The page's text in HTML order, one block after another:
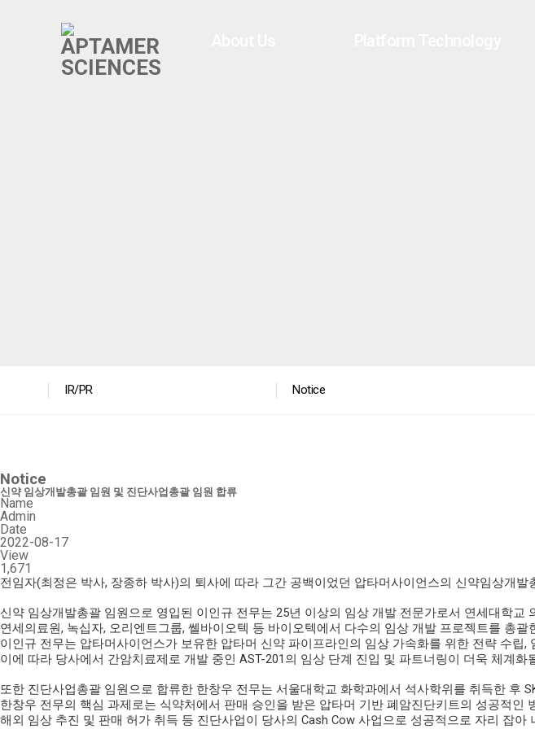
IR/PR Notice
Notice
신약 임상개발총괄 임원 및 진단사업총괄 임원 합류
Name
Admin
Date
2022-08-17
View
1,671
전임자(최정은 박사, 장종하 박사)의 퇴사에 따라 그간 공백이었던 압타머사이언스의 신약임상개
신약 임상개발총괄 임원으로 영입된 이인규 전무는 25년 이상의 임상 개발 전문가로서 연세대학교
연세의료원, 녹십자, 오리엔트그룹, 쎌바이오텍 등 바이오텍에서 다수의 임상 개발 프로젝트를 총괄
이인규 전무는 압타머사이언스가 보유한 압타머 신약 파이프라인의 임상 가속화를 위한 전략 수립,
이에 따라 당사에서 간암치료제로 개발 중인 AST-201 의 임상 단계 진입 및 파트너링이 더욱 체계화
또한 진단사업총괄 임원으로 합류한 한창우 전무는 서울대학교 화학과에서 석사학위를 취득한 후
한창우 전무의 핵심 과제로는 식약처에서 판매 승인을 받은 압타머 기반 폐암진단키트의 성공적인
해외 임상 추진 및 판매 허가 취득 등 진단사업이 당사의 Cash Cow 사업으로 성공적으로 자리 잡아